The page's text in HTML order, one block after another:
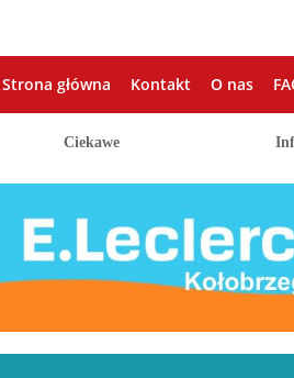
Strona główna Kontakt O nas
Ciekawe